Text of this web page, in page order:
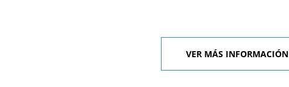
VER MÁS INFORMACIÓN